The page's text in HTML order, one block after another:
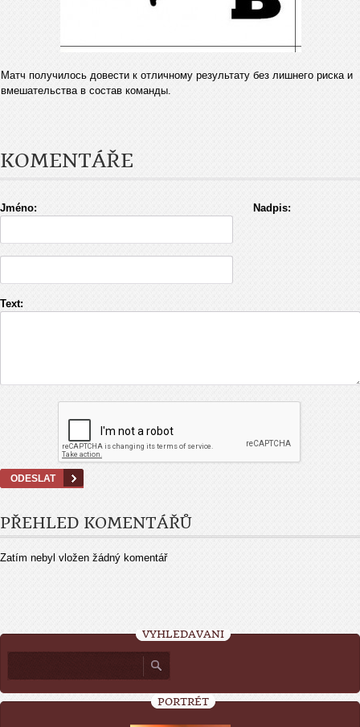
Матч получилось довести к отличному результату без лишнего риска и
вмешательства в состав команды.
KOMENTÁŘE
Jméno: Nadpis:
Text:
PŘEHLED KOMENTÁŘŮ
Zatím nebyl vložen žádný komentář
VYHLEDÁVÁNÍ
PORTRÉT